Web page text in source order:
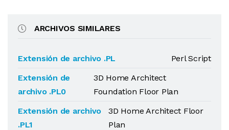
ARCHIVOS SIMILARES
Extensión de archivo .PL
Perl Script
Extensión de
archivo .PL0
3D Home Architect
Foundation Floor Plan
Extensión de archivo
.PL1
3D Home Architect Floor
Plan